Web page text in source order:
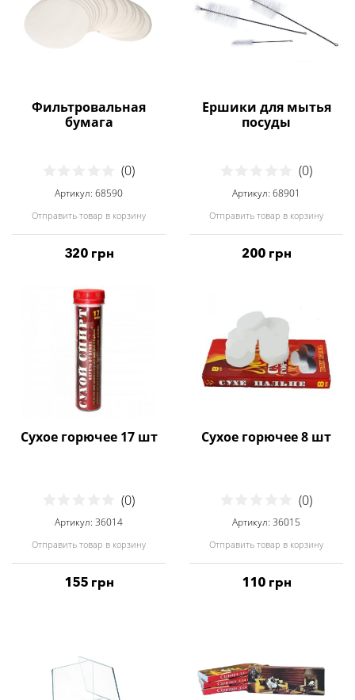
Фильтровальная
бумага
(0)
Артикул: 68590
Отправить товар в корзину
320 грн
Ершики для мытья
посуды
(0)
Артикул: 68901
Отправить товар в корзину
200 грн
Сухое горючее 17 шт
(0)
Артикул: 36014
Отправить товар в корзину
155 грн
Сухое горючее 8 шт
(0)
Артикул: 36015
Отправить товар в корзину
110 грн